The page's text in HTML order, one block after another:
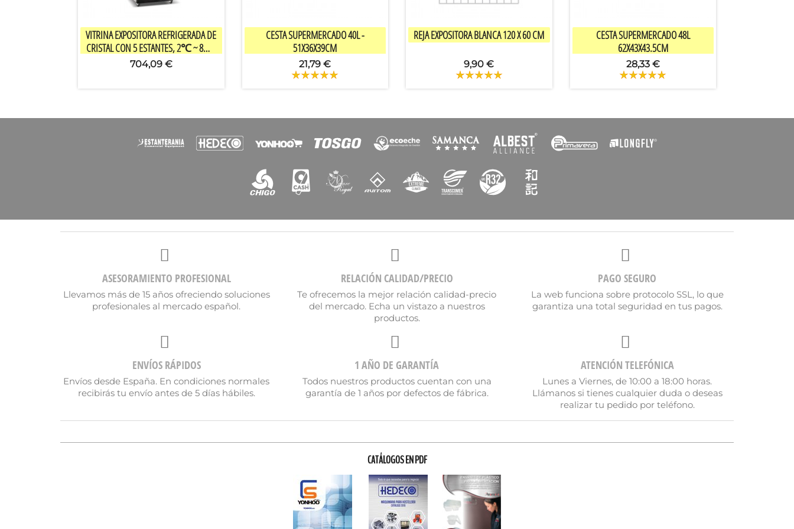
Vista rápida
VITRINA EXPOSITORA REFRIGERADA DE
CRISTAL CON 5 ESTANTES, 2℃ ~ 8℃,
220V/50HZ, 595*580*1940MM
704,09 €
Vista rápida
CESTA SUPERMERCADO 40L -
51X36X39CM
21,79 €
Vista rápida
REJA EXPOSITORA BLANCA 120 X 60 CM
9,90 €
Vista rápida
CESTA SUPERMERCADO 48L
62X43X43.5CM
28,33 €
ASESORAMIENTO PROFESIONAL
Llevamos más de 15 años ofreciendo soluciones
profesionales al mercado español.
RELACIÓN CALIDAD/PRECIO
Te ofrecemos la mejor relación calidad-precio
del mercado. Echa un vistazo a nuestros
productos.
PAGO SEGURO
La web funciona sobre protocolo SSL, lo que
garantiza una total seguridad en tus pagos.
ENVÍOS RÁPIDOS
Envíos desde España. En condiciones normales
recibirás tu envío antes de 5 días hábiles.
1 AÑO DE GARANTÍA
Todos nuestros productos cuentan con una
garantía de 1 años por defectos de fábrica.
ATENCIÓN TELEFÓNICA
Lunes a Viernes, de 10:00 a 18:00 horas.
Llámanos si tienes cualquier duda o deseas
realizar tu pedido por teléfono.
CATÁLOGOS EN PDF